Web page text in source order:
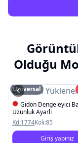
Olduğu
Resim
Üniversal
Gidon Dengeleyici
Uzunluk Ayarli
Kd:1774Koli:85
Giriş yapınız